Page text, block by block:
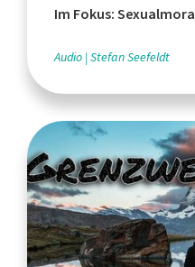
Im Fokus:
Audio Stefan Seefeldt